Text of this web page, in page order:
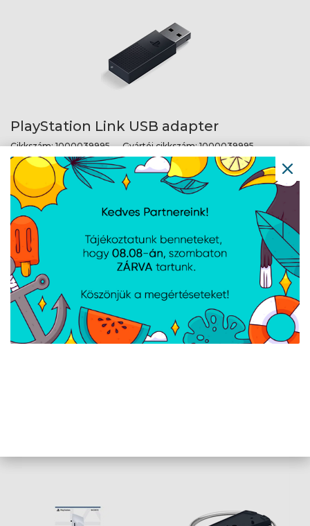
PlayStation Link USB adapter
Cikkszám:1000039995 Gyártói cikkszám:1000039995
1
AJÁNLATUNKBÓL